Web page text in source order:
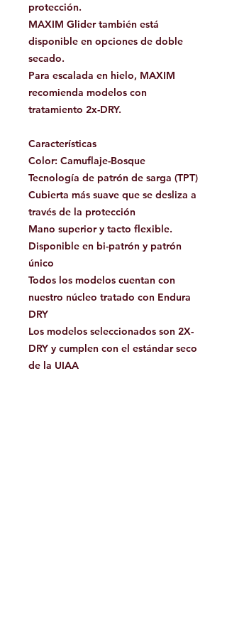
protección.
MAXIM Glider también está
disponible en opciones de doble
secado.
Para escalada en hielo, MAXIM
recomienda modelos con
tratamiento 2x-DRY.
Características
Color: Camuflaje-Bosque
Tecnología de patrón de sarga (TPT)
Cubierta más suave que se desliza a
través de la protección
Mano superior y tacto flexible.
Disponible en bi-patrón y patrón
único
Todos los modelos cuentan con
nuestro núcleo tratado con Endura
DRY
Los modelos seleccionados son 2X-
DRY y cumplen con el estándar seco
de la UIAA